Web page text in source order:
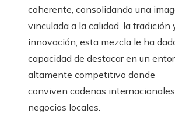
coherente, consolidando una
vinculada a la calidad, la tradición
innovación; esta mezcla le ha
capacidad de destacar en un
altamente competitivo donde
conviven cadenas
negocios locales.